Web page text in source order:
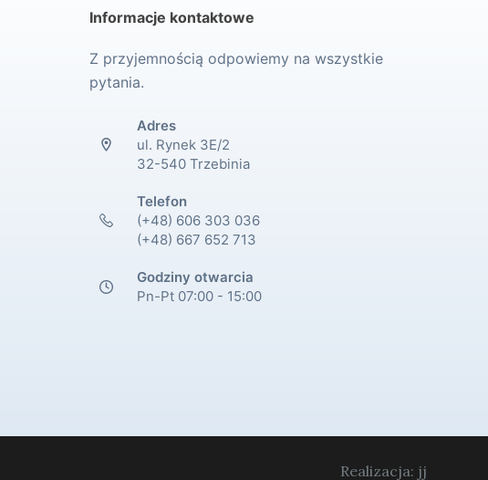
Informacje kontaktowe
Z przyjemnością odpowiemy na wszystkie
pytania.
Adres
ul. Rynek 3E/2
32-540 Trzebinia
Telefon
(+48) 606 303 036
(+48) 667 652 713
Godziny otwarcia
Pn-Pt 07:00 - 15:00
Realizacja: jj